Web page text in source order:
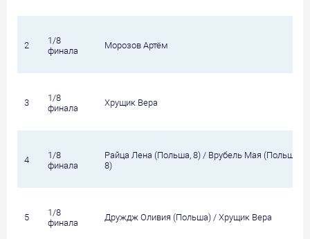
2
1/8
финала
Морозов Артём
3
1/8
финала
Хрущик Вера
4
1/8
финала
Райца Лена (Польша, 8) / Врубель Мая (Польша,
8)
5
1/8
финала
Друждж Оливия (Польша) / Хрущик Вера